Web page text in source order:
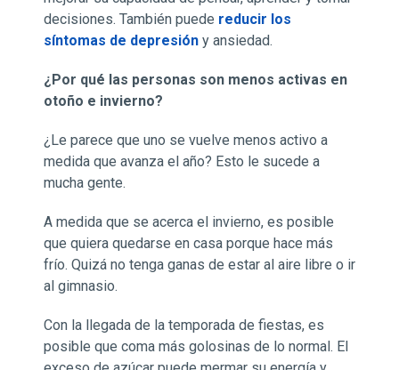
decisiones. También puede reducir los
síntomas de depresióny ansiedad.
¿Por qué las personas son menos activas en
otoño e invierno?
¿Le parece que uno se vuelve menos activo a
medida que avanza el año? Esto le sucede a
mucha gente.
A medida que se acerca el invierno, es posible
que quiera quedarse en casa porque hace más
frío. Quizá no tenga ganas de estar al aire libre o ir
al gimnasio.
Con la llegada de la temporada de fiestas, es
posible que coma más golosinas de lo normal. El